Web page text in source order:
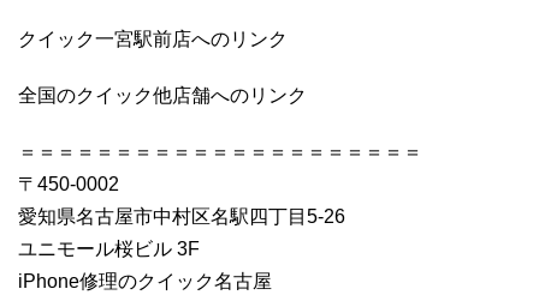
クイック一宮駅前店へのリンク
全国のクイック他店舗へのリンク
＝＝＝＝＝＝＝＝＝＝＝＝＝＝＝＝＝＝＝＝＝
〒450-0002
愛知県名古屋市中村区名駅四丁目5-26
ユニモール桜ビル 3F
iPhone修理のクイック名古屋